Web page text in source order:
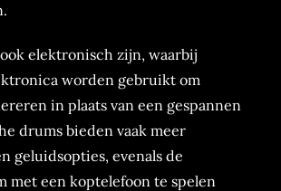
elektronisch zijn, waarbij
worden gebruikt om
in plaats van een gespannen
drums bieden vaak meer
geluidsopties, evenals de
met een koptelefoon te spelen